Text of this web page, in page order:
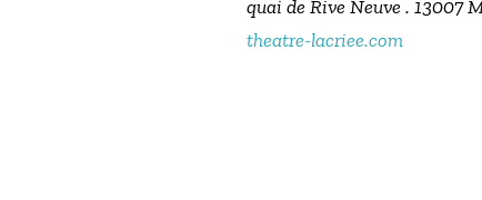
quai de Rive Neuve . 13007
theatre-lacriee.com